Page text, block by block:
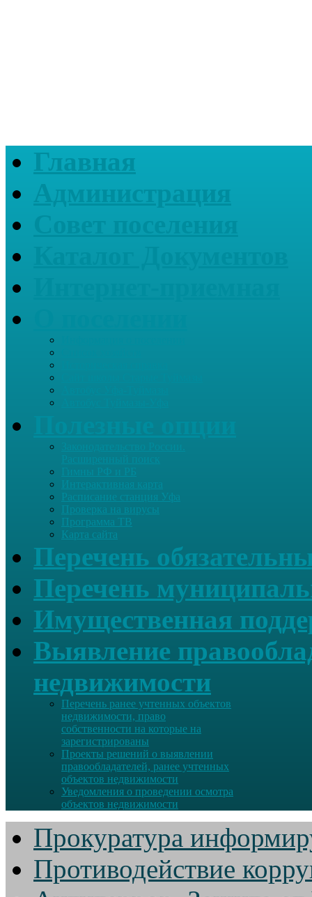
Главная
Администрация
Гимны РФ и РБ
Интерактивная карта
Расписание станция Уфа
Проверка на вирусы
Программа ТВ
Карта сайта
Перечень
Перечень
Имущественная
Выявление
недвижимости
Перечень ранее учтенных объектов
недвижимости, право
собственности на которые на
зарегистрированы
Проекты решений о выявлении
правообладателей, ранее учтенных
объектов недвижимости
Уведомления о проведении осмотра
объектов недвижимости
Прокуратура
Противодействие